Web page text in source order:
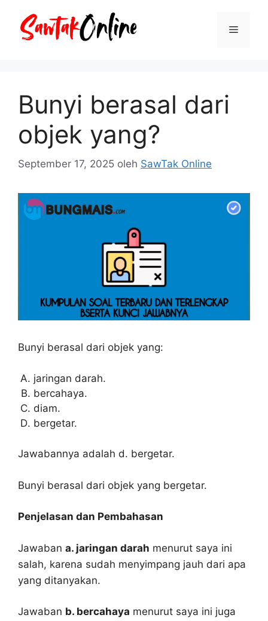
Menu
Bunyi berasal dari
objek yang?
September 17, 2025 oleh SawTak Online
Bunyi berasal dari objek yang:
jaringan darah.
bercahaya.
diam.
bergetar.
Jawabannya adalah d. bergetar.
Bunyi berasal dari objek yang bergetar.
Penjelasan dan Pembahasan
Jawaban a. jaringan darah menurut saya ini
salah, karena sudah menyimpang jauh dari apa
yang ditanyakan.
Jawaban b. bercahaya menurut saya ini juga